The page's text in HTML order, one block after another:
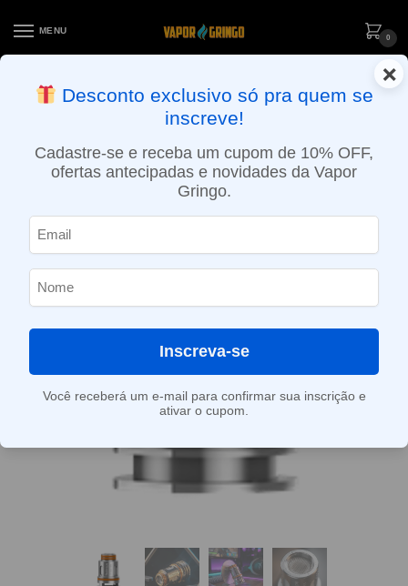
MENU
0
ENTREGA NO MESMO DIA EM SÃO PAULO (SEG A SEX): PEDIDOS
APROVADOS ATÉ 15:30 VIA MOTOBOY
×
Desconto exclusivo só pra quem se
inscreve!
Cadastre-se e receba um cupom de 10% OFF,
ofertas antecipadas e novidades da Vapor
Gringo.
Inscreva-se
Você receberá um e-mail para confirmar sua inscrição e
ativar o cupom.